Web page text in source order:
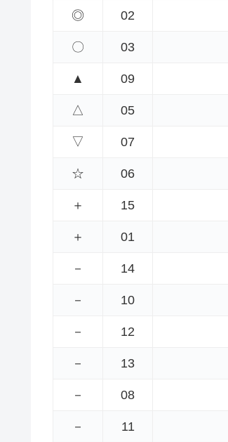
◎ 02
〇 03
▲ 09
△ 05
▽ 07
☆ 06
＋ 15
＋ 01
－ 14
－ 10
－ 12
－ 13
－ 08
－ 11